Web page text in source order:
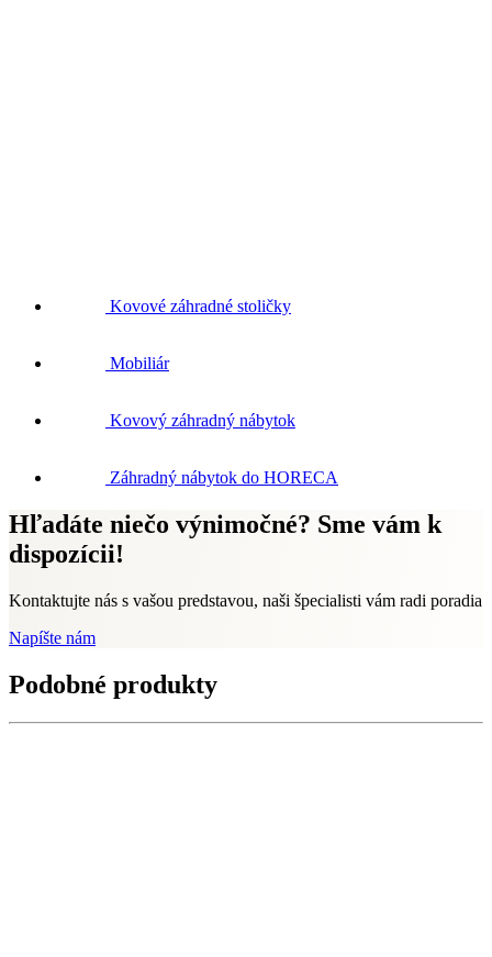
Kovové záhradné stoličky
Mobiliár
Kovový záhradný nábytok
Záhradný nábytok do HORECA
Hľadáte niečo výnimočné? Sme vám k
dispozícii!
Kontaktujte nás s vašou predstavou, naši špecialisti vám radi poradia
Napíšte nám
Podobné produkty